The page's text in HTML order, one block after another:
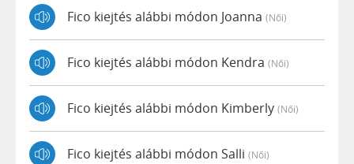
Fico kiejtés alábbi módon Joanna (női)
Fico kiejtés alábbi módon Kendra (női)
Fico kiejtés alábbi módon Kimberly (női)
Fico kiejtés alábbi módon Salli (női)